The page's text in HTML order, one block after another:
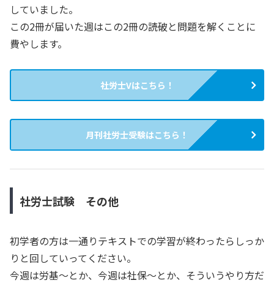
していました。
この2冊が届いた週はこの2冊の読破と問題を解くことに
費やします。
社労士Vはこちら！
月刊社労士受験はこちら！
社労士試験 その他
初学者の方は一通りテキストでの学習が終わったらしっか
りと回していってください。
今週は労基～とか、今週は社保～とか、そういうやり方だ